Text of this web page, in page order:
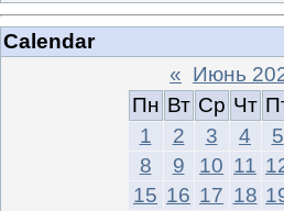
Calendar
« Июнь
Пн Вт Ср Чт
1
2 3 4 5
8
9 10 11
15 16 17 18